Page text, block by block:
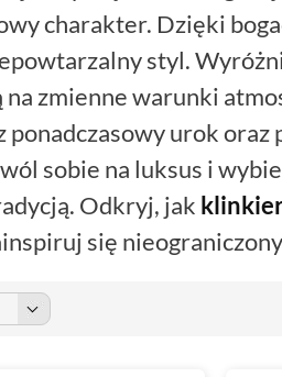
charakter. Dzięki
styl.
zmienne warunki
ponadczasowy urok oraz
sobie na luksus i
Odkryj, jak
się